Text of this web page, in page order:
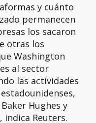
y cuánto
permanecen
los sacaron
otras los
Washington
al sector
las actividades
Hughes y
Reuters.